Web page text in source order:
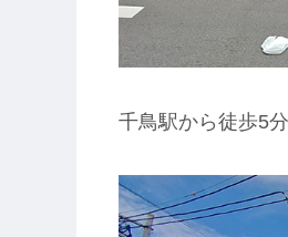
千鳥駅から徒歩5